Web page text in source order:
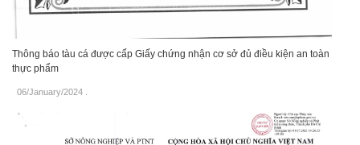
Thông báo tàu cá được cấp Giấy chứng nhận cơ sở đủ điều kiện an toàn
thực phẩm
06/January/2024